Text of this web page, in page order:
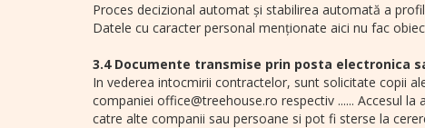
Proces decizional automat și stabilirea automată a
Datele cu caracter personal menționate aici nu fac
3.4 Documente transmise prin posta electronica
In vederea intocmirii contractelor, sunt solicitate copii
companiei office@treehouse.ro respectiv ...... Accesul
catre alte companii sau persoane si pot fi sterse la